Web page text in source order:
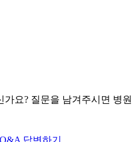
요? 질문을 남겨주시면 병원
Q&A 답변하기